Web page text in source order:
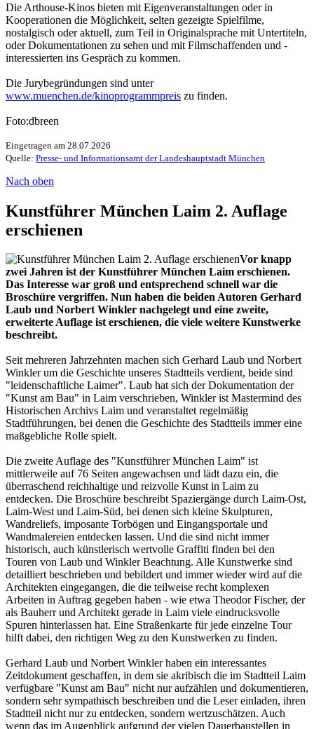
Die Arthouse-Kinos bieten mit Eigenveranstaltungen oder in
Kooperationen die Möglichkeit, selten gezeigte Spielfilme,
nostalgisch oder aktuell, zum Teil in Originalsprache mit Untertiteln,
oder Dokumentationen zu sehen und mit Filmschaffenden und -
interessierten ins Gespräch zu kommen.
Die Jurybegründungen sind unter
www.muenchen.de/kinoprogrammpreis zu finden.
Foto:dbreen
Eingetragen am 28.07.2026
Quelle: Presse- und Informationsamt der Landeshauptstadt München
Nach oben
Kunstführer München Laim 2. Auflage
erschienen
Vor knapp
zwei Jahren ist der Kunstführer München Laim erschienen.
Das Interesse war groß und entsprechend schnell war die
Broschüre vergriffen. Nun haben die beiden Autoren Gerhard
Laub und Norbert Winkler nachgelegt und eine zweite,
erweiterte Auflage ist erschienen, die viele weitere Kunstwerke
beschreibt.
Seit mehreren Jahrzehnten machen sich Gerhard Laub und Norbert
Winkler um die Geschichte unseres Stadtteils verdient, beide sind
"leidenschaftliche Laimer". Laub hat sich der Dokumentation der
"Kunst am Bau" in Laim verschrieben, Winkler ist Mastermind des
Historischen Archivs Laim und veranstaltet regelmäßig
Stadtführungen, bei denen die Geschichte des Stadtteils immer eine
maßgebliche Rolle spielt.
Die zweite Auflage des "Kunstführer München Laim" ist
mittlerweile auf 76 Seiten angewachsen und lädt dazu ein, die
überraschend reichhaltige und reizvolle Kunst in Laim zu
entdecken. Die Broschüre beschreibt Spaziergänge durch Laim-Ost,
Laim-West und Laim-Süd, bei denen sich kleine Skulpturen,
Wandreliefs, imposante Torbögen und Eingangsportale und
Wandmalereien entdecken lassen. Und die sind nicht immer
historisch, auch künstlerisch wertvolle Graffiti finden bei den
Touren von Laub und Winkler Beachtung. Alle Kunstwerke sind
detailliert beschrieben und bebildert und immer wieder wird auf die
Architekten eingegangen, die die teilweise recht komplexen
Arbeiten in Auftrag gegeben haben - wie etwa Theodor Fischer, der
als Bauherr und Architekt gerade in Laim viele eindrucksvolle
Spuren hinterlassen hat. Eine Straßenkarte für jede einzelne Tour
hilft dabei, den richtigen Weg zu den Kunstwerken zu finden.
Gerhard Laub und Norbert Winkler haben ein interessantes
Zeitdokument geschaffen, in dem sie akribisch die im Stadtteil Laim
verfügbare "Kunst am Bau" nicht nur aufzählen und dokumentieren,
sondern sehr sympathisch beschreiben und die Leser einladen, ihren
Stadtteil nicht nur zu entdecken, sondern wertzuschätzen. Auch
wenn das im Augenblick aufgrund der vielen Dauerbaustellen in